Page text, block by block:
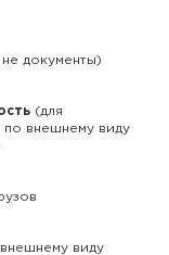
не документы)
(для
по внешнему виду
виду